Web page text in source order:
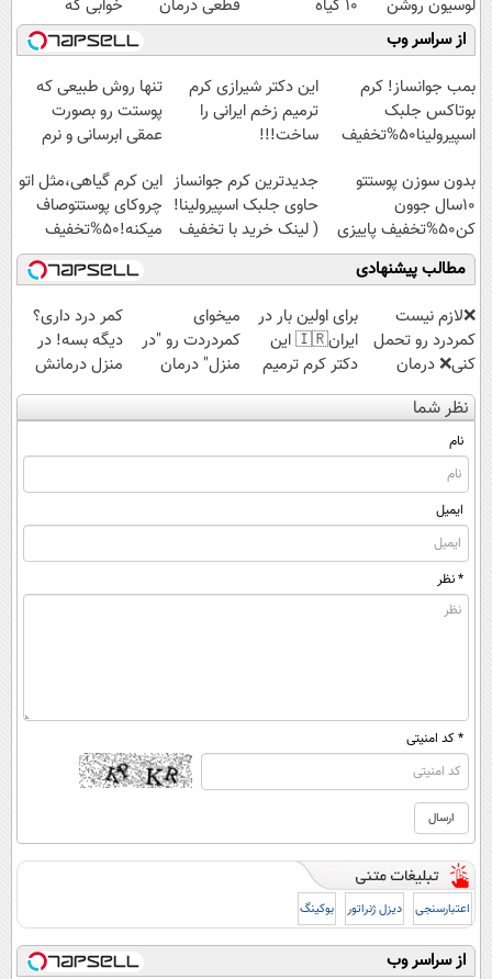
لوسیون روشن
کننده ویتامین c!
10 گیاه
موثر(تخفیف تا
امشب)
قطعی درمان
کنید!
◗پرسش‌نامه◖
خوابی که
میلیاردر شد.
آموزش رایگان
از سراسر وب
بمب جوانساز! کرم
بوتاکس جلبک
اسپیرولینا50%تخفیف
این دکتر شیرازی کرم
ترمیم زخم ایرانی را
ساخت!!!
تنها روش طبیعی که
پوستت رو بصورت
عمقی ابرسانی و نرم
بدون سوزن پوستتو
10سال جوون
کن50%تخفیف پاییزی
جدیدترین کرم جوانساز
حاوی جلبک اسپیرولینا!
( لینک خرید با تخفیف
ویژه)
این کرم گیاهی،مثل اتو
چروکای پوستتوصاف
میکنه!50%تخفیف
مطالب پیشنهادی
❌لازم نیست
کمردرد رو تحمل
کنی❌ درمان
بدون جراحی و
قرص
(پرسشنامه)
برای اولین بار در
ایران🇮🇷 این
دکتر کرم ترمیم
کننده 23 روزه
ساخت!
میخوای
کمردردت رو "در
منزل" درمان
کنی؟ (◂فیلم +
◂پرسش‌نامه)
کمر درد داری؟
دیگه بسه! در
منزل درمانش
کن
(◀پرسش‌نامه)
نظر شما
نام
ایمیل
* نظر
* کد امنیتی
اعتبارسنجی دیزل ژنراتور بوکینگ
از سراسر وب